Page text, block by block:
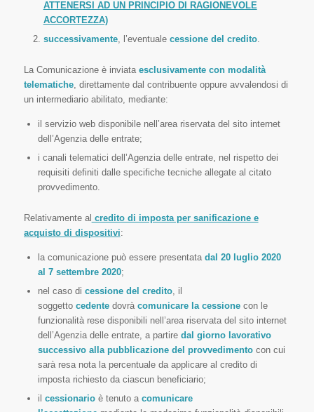
ATTENERSI AD UN PRINCIPIO DI RAGIONEVOLE
ACCORTEZZA)
successivamente, l’eventuale cessione del credito.
La Comunicazione è inviata esclusivamente con modalità
telematiche, direttamente dal contribuente oppure avvalendosi di
un intermediario abilitato, mediante:
il servizio web disponibile nell’area riservata del sito internet
dell’Agenzia delle entrate;
i canali telematici dell’Agenzia delle entrate, nel rispetto dei
requisiti definiti dalle specifiche tecniche allegate al citato
provvedimento.
Relativamente al credito di imposta per sanificazione e
acquisto di dispositivi:
la comunicazione può essere presentata dal 20 luglio 2020
al 7 settembre 2020;
nel caso di cessione del credito, il
soggetto cedentedovrà comunicare la cessionecon le
funzionalità rese disponibili nell’area riservata del sito internet
dell’Agenzia delle entrate, a partire dal giorno lavorativo
successivo alla pubblicazione del provvedimentocon cui
sarà resa nota la percentuale da applicare al credito di
imposta richiesto da ciascun beneficiario;
il cessionarioè tenuto a comunicare